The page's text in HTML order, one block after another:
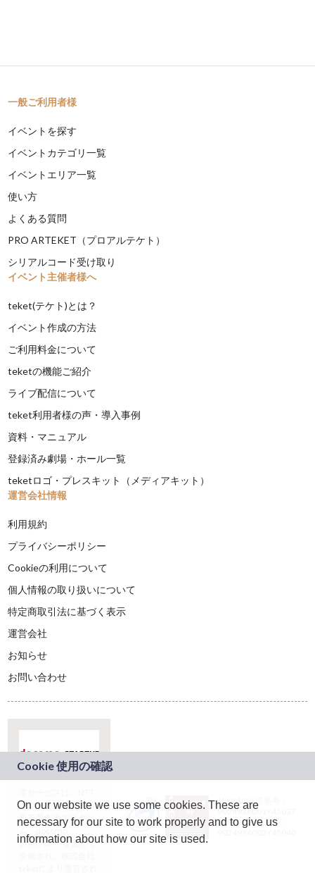
一般ご利用者様
イベントを探す
イベントカテゴリ一覧
イベントエリア一覧
使い方
よくある質問
PRO ARTEKET（プロアルテケト）
シリアルコード受け取り
イベント主催者様へ
teket(テケト)とは？
イベント作成の方法
ご利用料金について
teketの機能ご紹介
ライブ配信について
teket利用者様の声・導入事例
資料・マニュアル
登録済み劇場・ホール一覧
teketロゴ・プレスキット（メディアキット）
運営会社情報
利用規約
プライバシーポリシー
Cookieの利用について
個人情報の取り扱いについて
特定商取引法に基づく表示
運営会社
お知らせ
お問い合わせ
ドコモグループの新
規事業創出プログラ
ム「docomo
STARTUP」を通じて
JASRAC許諾番号：
9024936001Y45037
JASRAC許諾番号：
On our website we use some cookies. These are
necessary for our site to work properly and to give us
information about how our site is used.